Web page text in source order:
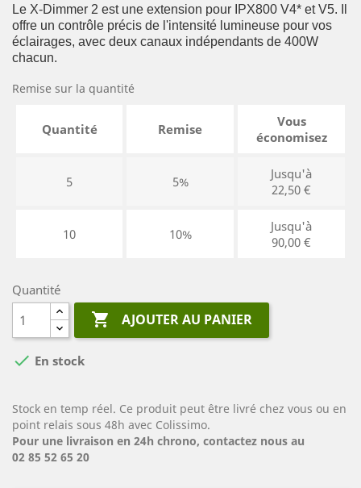
Le X-Dimmer 2 est une extension pour IPX800 V4* et V5. Il
offre un contrôle précis de l'intensité lumineuse pour vos
éclairages, avec deux canaux indépendants de 400W
chacun.
Remise sur la quantité
Quantité Remise
Vous
économisez
5 5%
Jusqu'à
22,50 €
10 10%
Jusqu'à
90,00 €
Quantité
 AJOUTER AU PANIER
 En stock
Stock en temp réel. Ce produit peut être livré chez vous ou en
point relais sous 48h avec Colissimo.
Pour une livraison en 24h chrono, contactez nous au
02 85 52 65 20